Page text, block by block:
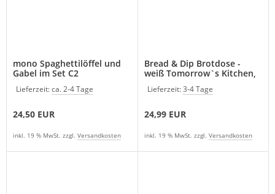
mono Spaghettilöffel und
Gabel im Set C2
Lieferzeit:ca. 2-4 Tage
24,50 EUR
inkl. 19 % MwSt. zzgl. Versandkosten
Bread & Dip Brotdose -
weiß Tomorrow`s Kitchen,
Lieferzeit:3-4 Tage
24,99 EUR
inkl. 19 % MwSt. zzgl. Versandkosten